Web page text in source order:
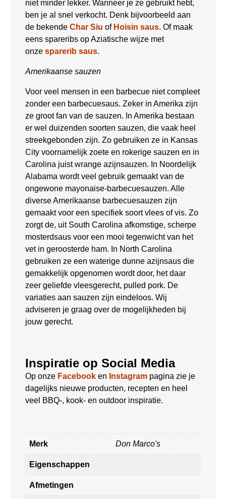
niet minder lekker. Wanneer je ze gebruikt hebt,
ben je al snel verkocht. Denk bijvoorbeeld aan
de bekende Char Siu of Hoisin saus. Of maak
eens spareribs op Aziatische wijze met
onze sparerib saus.
Amerikaanse sauzen
Voor veel mensen in een barbecue niet compleet
zonder een barbecuesaus. Zeker in Amerika zijn
ze groot fan van de sauzen. In Amerika bestaan
er wel duizenden soorten sauzen, die vaak heel
streekgebonden zijn. Zo gebruiken ze in Kansas
City voornamelijk zoete en rokerige sauzen en in
Carolina juist wrange azijnsauzen. In Noordelijk
Alabama wordt veel gebruik gemaakt van de
ongewone mayonaise-barbecuesauzen. Alle
diverse Amerikaanse barbecuesauzen zijn
gemaakt voor een specifiek soort vlees of vis. Zo
zorgt de, uit South Carolina afkomstige, scherpe
mosterdsaus voor een mooi tegenwicht van het
vet in geroosterde ham. In North Carolina
gebruiken ze een waterige dunne azijnsaus die
gemakkelijk opgenomen wordt door, het daar
zeer geliefde vleesgerecht, pulled pork. De
variaties aan sauzen zijn eindeloos. Wij
adviseren je graag over de mogelijkheden bij
jouw gerecht.
Inspiratie op Social Media
Op onze Facebook en Instagram pagina zie je
dagelijks nieuwe producten, recepten en heel
veel BBQ-, kook- en outdoor inspiratie.
Merk Don Marco's
Eigenschappen
Afmetingen